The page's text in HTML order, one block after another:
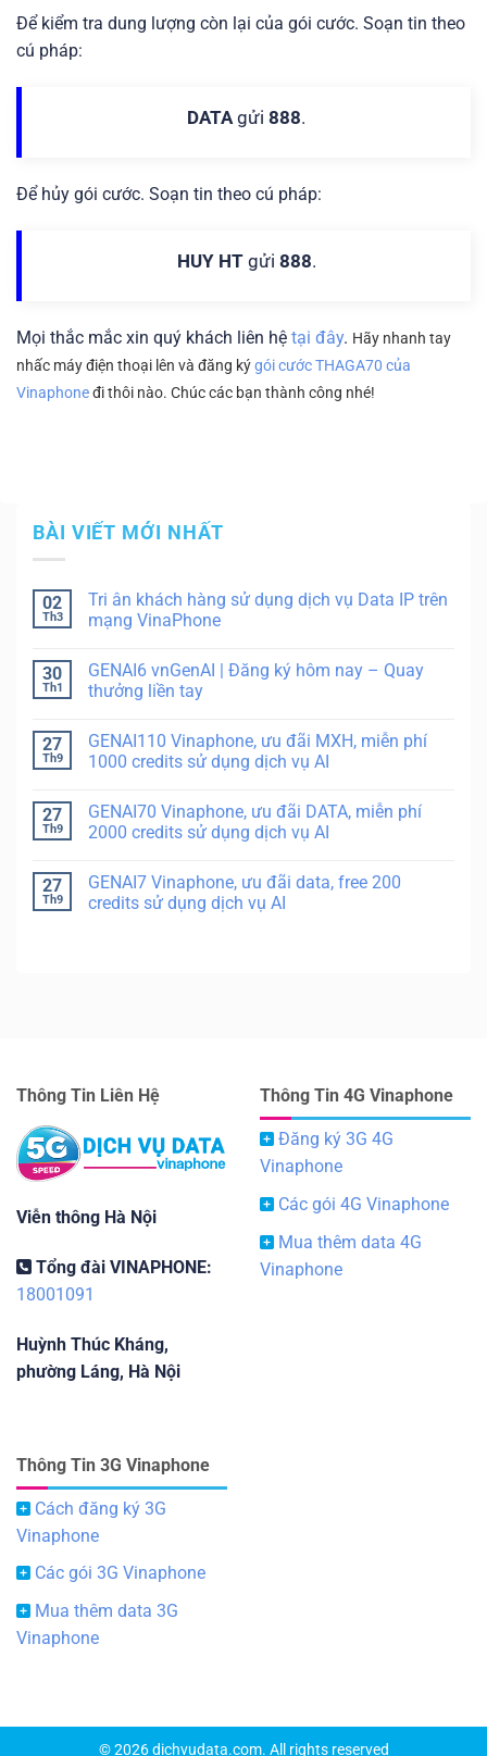
Để kiểm tra dung lượng còn lại của gói cước. Soạn tin theo
cú pháp:
DATA gửi 888.
Để hủy gói cước. Soạn tin theo cú pháp:
HUY HT gửi 888.
Mọi thắc mắc xin quý khách liên hệ tại đây. Hãy nhanh tay
nhấc máy điện thoại lên và đăng kýgói cước THAGA70 của
Vinaphoneđi thôi nào. Chúc các bạn thành công nhé!
BÀI VIẾT MỚI NHẤT
02
Th3
Tri ân khách hàng sử dụng dịch vụ Data IP trên
mạng VinaPhone
30
Th1
GENAI6 vnGenAI | Đăng ký hôm nay – Quay
thưởng liền tay
27
Th9
GENAI110 Vinaphone, ưu đãi MXH, miễn phí
1000 credits sử dụng dịch vụ AI
27
Th9
GENAI70 Vinaphone, ưu đãi DATA, miễn phí
2000 credits sử dụng dịch vụ AI
27
Th9
GENAI7 Vinaphone, ưu đãi data, free 200
credits sử dụng dịch vụ AI
Thông Tin Liên Hệ
Viễn thông Hà Nội
Tổng đài VINAPHONE:
18001091
Huỳnh Thúc Kháng,
phường Láng, Hà Nội
Thông Tin 4G Vinaphone
Đăng ký 3G 4G
Vinaphone
Các gói 4G Vinaphone
Mua thêm data 4G
Vinaphone
Thông Tin 3G Vinaphone
Cách đăng ký 3G
Vinaphone
Các gói 3G Vinaphone
Mua thêm data 3G
Vinaphone
© 2026 dichvudata.com. All rights reserved